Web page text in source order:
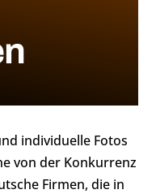
individuelle Fotos
von der Konkurrenz
Firmen, die in